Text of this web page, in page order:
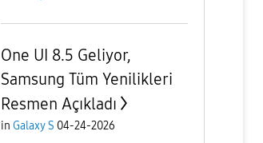
One UI 8.5 Geliyor,
Samsung Tüm Yenilikleri
Resmen Açıkladı
in Galaxy S 04-24-2026